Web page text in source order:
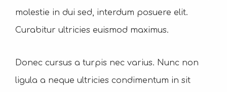
molestie in dui sed, interdum posuere elit.
Curabitur ultricies euismod maximus.
Donec cursus a turpis nec varius. Nunc non
ligula a neque ultricies condimentum in sit